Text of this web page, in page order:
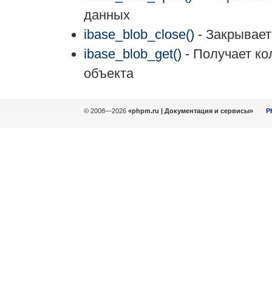
данных
ibase_blob_close() -
ibase_blob_get() - Получает
объекта
© 2008—2026 «phpm.ru | Документация и сервисы»